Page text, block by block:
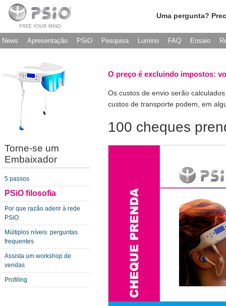
FREE YOUR MIND
Uma pergunta?
News Apresentação PSiO Pesquisa Lumino FAQ Ensaio
Torne-se um
Embaixador
5 passos
PSiO filosofia
Por que razão aderir à rede
PSiO
Múltiplos níveis: perguntas
frequentes
Assista um workshop de
vendas
Profiling
O preço é excluindo impostos:
Os custos de envio serão
custos de transporte podem, em
100 cheques